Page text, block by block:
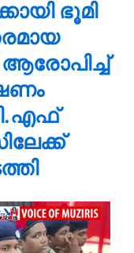
ഭൂമി
ആരോപിച്ച്